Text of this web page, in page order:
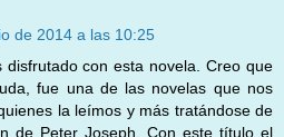
de 2014 a las 10:25
disfrutado con esta novela. Creo que
fue una de las novelas que nos
la leímos y más tratándose de
de Peter Joseph. Con este título el